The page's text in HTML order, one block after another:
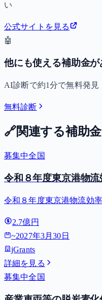
い
公式サイトを見る
🤖
他にも使える補助金が
AI診断で約1分で無料発見
無料診断
🔗関連する補助金
募集中全国
令和８年度東京港物
令和８年度東京港物流効
2.7億円
~2027年3月30日
jGrants
詳細を見る
募集中全国